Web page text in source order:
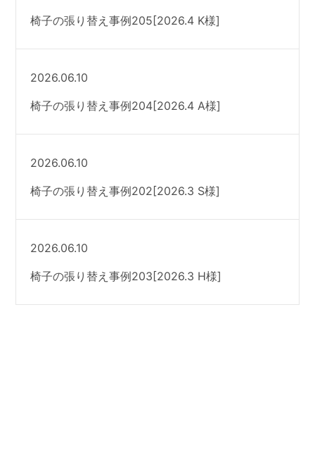
椅子の張り替え事例205[2026.4 K様]
2026.06.10
椅子の張り替え事例204[2026.4 A様]
2026.06.10
椅子の張り替え事例202[2026.3 S様]
2026.06.10
椅子の張り替え事例203[2026.3 H様]